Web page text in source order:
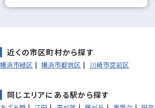
近くの市区町村から探す
横浜市緑区 横浜市都筑区 川崎市宮前区
同じエリアにある駅から探す